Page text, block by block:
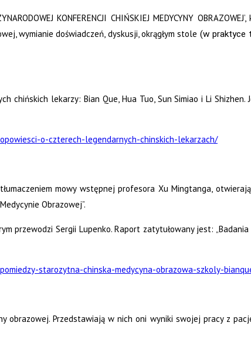
KONFERENCJI CHIŃSKIEJ MEDYCYNY
wymianie doświadczeń, dyskusji, okrągłym stole (w praktyce
lekarzy: Bian Que, Hua Tuo, Sun Simiao i Li
o-czterech-legendarnych-chinskich-lekarzach/
mowy wstępnej profesora Xu Mingtanga,
Obrazowej”.
przewodzi Sergii Lupenko. Raport zatytułowany jest:
starozytna-chinska-medycyna-obrazowa-szkoly-
obrazowej. Przedstawiają w nich oni wyniki swojej pracy z